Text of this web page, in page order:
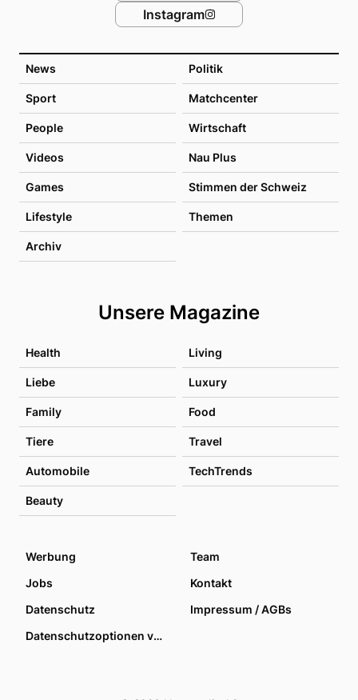
News Politik
Sport Matchcenter
People Wirtschaft
Videos Nau Plus
Games Stimmen der Schweiz
Lifestyle Themen
Archiv
Unsere Magazine
Health Living
Liebe Luxury
Family Food
Tiere Travel
Automobile TechTrends
Beauty
Instagram
Werbung
Team
Jobs
Kontakt
Datenschutz
Impressum / AGBs
Datenschutzoptionen verwalten